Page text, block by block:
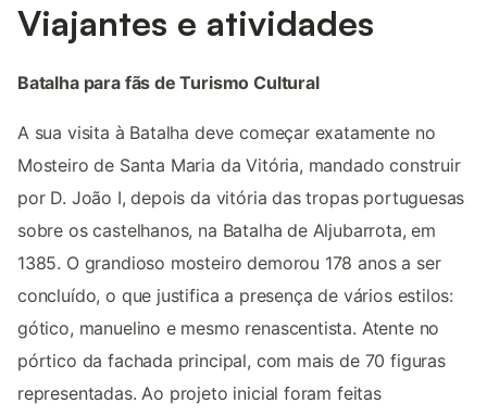
Viajantes e atividades
Batalha para fãs de Turismo Cultural
A sua visita à Batalha deve começar exatamente no
Mosteiro de Santa Maria da Vitória, mandado construir
por D. João I, depois da vitória das tropas portuguesas
sobre os castelhanos, na Batalha de Aljubarrota, em
1385. O grandioso mosteiro demorou 178 anos a ser
concluído, o que justifica a presença de vários estilos:
gótico, manuelino e mesmo renascentista. Atente no
pórtico da fachada principal, com mais de 70 figuras
representadas. Ao projeto inicial foram feitas